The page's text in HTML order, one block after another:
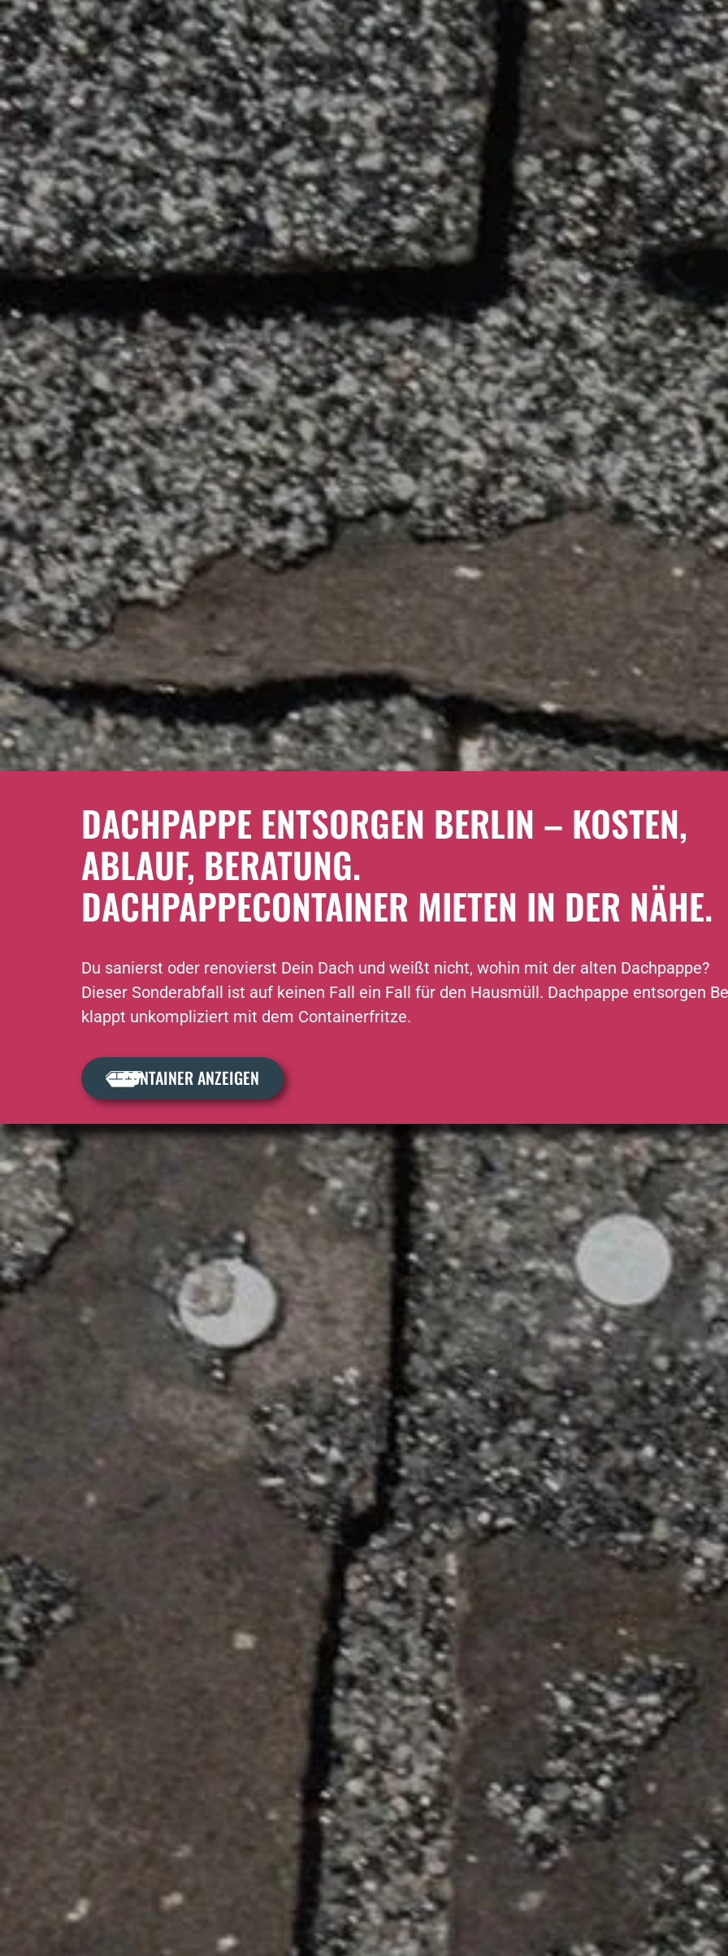
DACHPAPPE ENTSORGEN BERLIN – KOSTEN,
ABLAUF, BERATUNG.
DACHPAPPECONTAINER MIETEN IN DER NÄHE.
Du sanierst oder renovierst Dein Dach und weißt nicht, wohin mit der alten Dachpappe?
Dieser Sonderabfall ist auf keinen Fall ein Fall für den Hausmüll. Dachpappe entsorgen
klappt unkompliziert mit dem Containerfritze.
CONTAINER ANZEIGEN